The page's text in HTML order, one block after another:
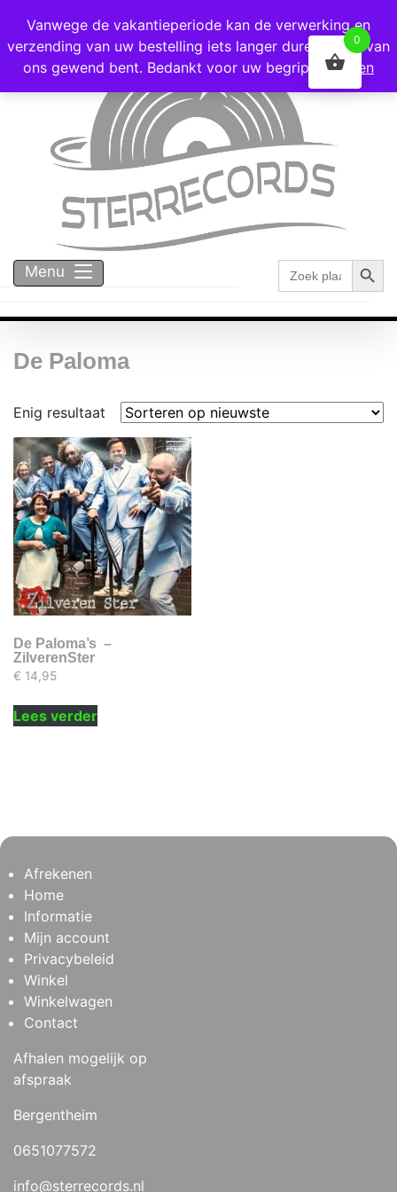
Voor 16:00 besteld = vandaag verzonden!
Menu
Zoek
naar:
De Paloma
Enig resultaat
De Paloma’s –
ZilverenSter
€ 14,95
Lees verder
Afrekenen
Home
Informatie
Mijn account
Privacybeleid
Winkel
Winkelwagen
Contact
Afhalen mogelijk op
afspraak
Bergentheim
0651077572
info@sterrecords.nl
Vanwege de vakantieperiode kan de verwerking en
verzending van uw bestelling iets langer duren dan u van
ons gewend bent. Bedankt voor uw begrip!
Negeren
0